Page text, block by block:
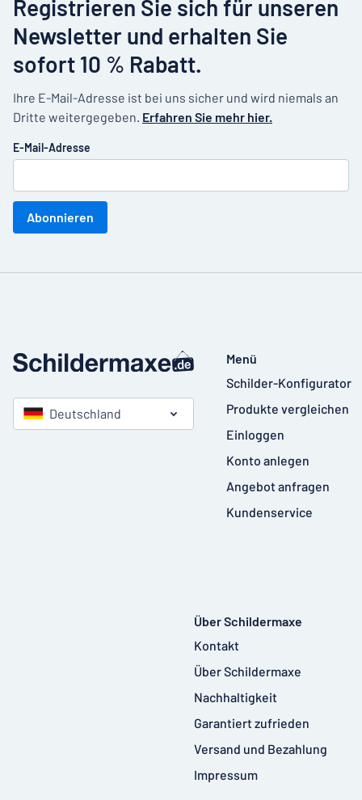
Registrieren Sie sich für unseren
Newsletter und erhalten Sie
sofort 10 % Rabatt.
Ihre E-Mail-Adresse ist bei uns sicher und wird niemals an
Dritte weitergegeben. Erfahren Sie mehr hier.
E-Mail-Adresse
Abonnieren
Deutschland
Menü
Schilder-Konfigurator
Produkte vergleichen
Einloggen
Konto anlegen
Angebot anfragen
Kundenservice
Über Schildermaxe
Kontakt
Über Schildermaxe
Nachhaltigkeit
Garantiert zufrieden
Versand und Bezahlung
Impressum